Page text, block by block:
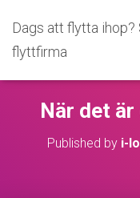
Dags att flytta
flyttfirma
När det
Published by i-